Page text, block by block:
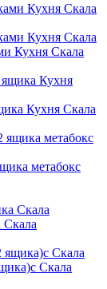
Кухня Скала
Кухня Скала
Кухня Скала
метабокс
Скала